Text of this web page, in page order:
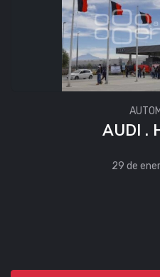
AUDI .
29 de